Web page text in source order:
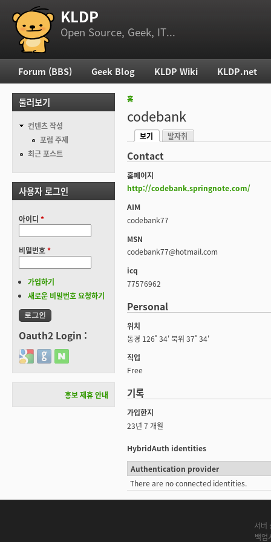
부 메뉴 KLDP
Open Source, Geek, IT...
현재 위치
홈
codebank
기본탭
보기
발자취
Contact
홈페이지
http://codebank.springnote.com/
AIM
codebank77
MSN
codebank77@hotmail.com
icq
77576962
Personal
위치
동경 126˚ 34' 북위 37˚ 34'
직업
Free
기록
가입한지
23년 7 개월
HybridAuth identities
Authentication provider
There are no connected identities.
주 메뉴
Forum (BBS) Geek Blog KLDP Wiki KLDP.net
둘러보기
컨텐츠 작성
포럼 주제
최근 포스트
사용자 로그인
아이디 *
비밀번호*
가입하기
새로운 비밀번호 요청하기
Oauth2 Login :
Login with Google
Login with GitHub
Login with Naver
홍보 제휴 안내
서버
백업